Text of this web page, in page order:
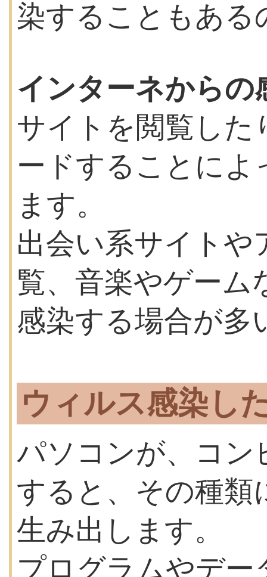
染することもある
インターネからの
サイトを閲覧した
ードすることに
ます。
出会い系サイトや
覧、音楽やゲーム
感染する場合が多
ウィルス感染し
パソコンが、コン
すると、その種類
生み出します。
プログラムやデ